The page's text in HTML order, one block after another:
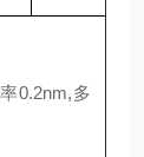
0.2nm,多